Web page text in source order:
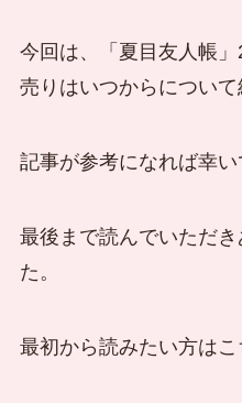
今回は、「夏目友人帳
売りはいつからについて
記事が参考になれば幸い
最後まで読んでいただ
た。
最初から読みたい方は